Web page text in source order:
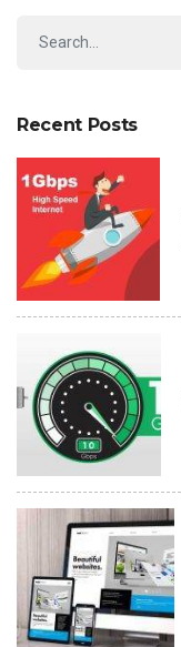
Recent Posts